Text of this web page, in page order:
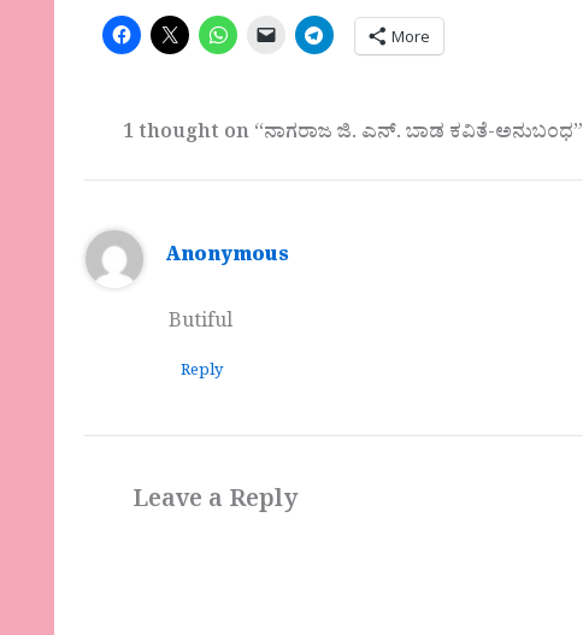
More
1 thought on “ನಾಗರಾಜ ಜಿ. ಎನ್. ಬಾಡ ಕವಿತೆ-ಅನುಬಂಧ”
Anonymous
Butiful
Reply
Leave a Reply